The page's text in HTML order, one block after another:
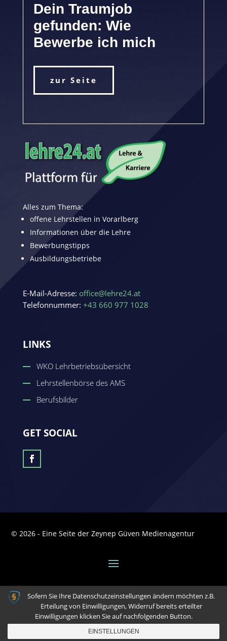
Dein Traumjob
gefunden: Wie
Bewerbe ich mich
zur Seite
Alles zum Thema:
offene Lehrstellen in Vorarlberg
Informationen über die Lehre
Bewerbungstipps
Ausbildungsbetriebe
E-Mail-Adresse: office@lehre24.at
Telefonnummer: +43 660 977 1028
LINKS
WKO Lehrbetriebsübersicht
Lehrstellenbörse des AMS
Berufsbilder
GET SOCIAL
© 2026 - Eine Seite der Zeynep Güven Medienagentur
Sofern Sie Ihre Datenschutzeinstellungen ändern möchten z.B.
Erteilung von Einwilligungen, Widerruf bereits erteilter
Einwilligungen klicken Sie auf nachfolgenden Button.
EINSTELLUNGEN